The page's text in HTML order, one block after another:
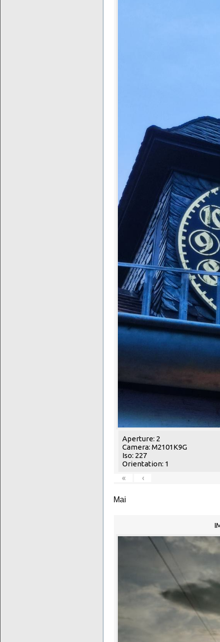
Aperture: 2
Camera: M2101K9G
Iso: 227
Orientation: 1
«
‹
Mai